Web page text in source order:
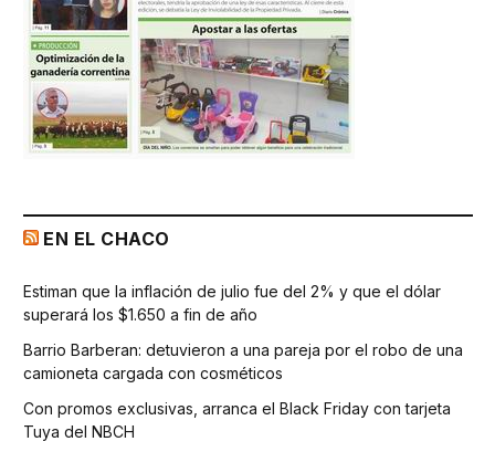
EN EL CHACO
Estiman que la inflación de julio fue del 2% y que el dólar
superará los $1.650 a fin de año
Barrio Barberan: detuvieron a una pareja por el robo de una
camioneta cargada con cosméticos
Con promos exclusivas, arranca el Black Friday con tarjeta
Tuya del NBCH